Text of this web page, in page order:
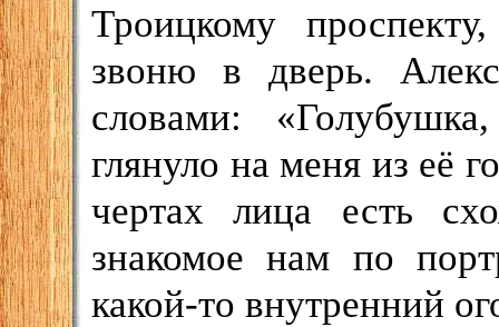
Троицкому
звоню в дверь.
словами:
глянуло на меня из её
чертах лица есть
знакомое нам по
какой-то внутренний